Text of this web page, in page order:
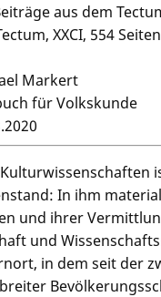
aus dem
XXCI, 554
Markert
für Volkskunde
In ihm
und ihrer
und
in dem seit der